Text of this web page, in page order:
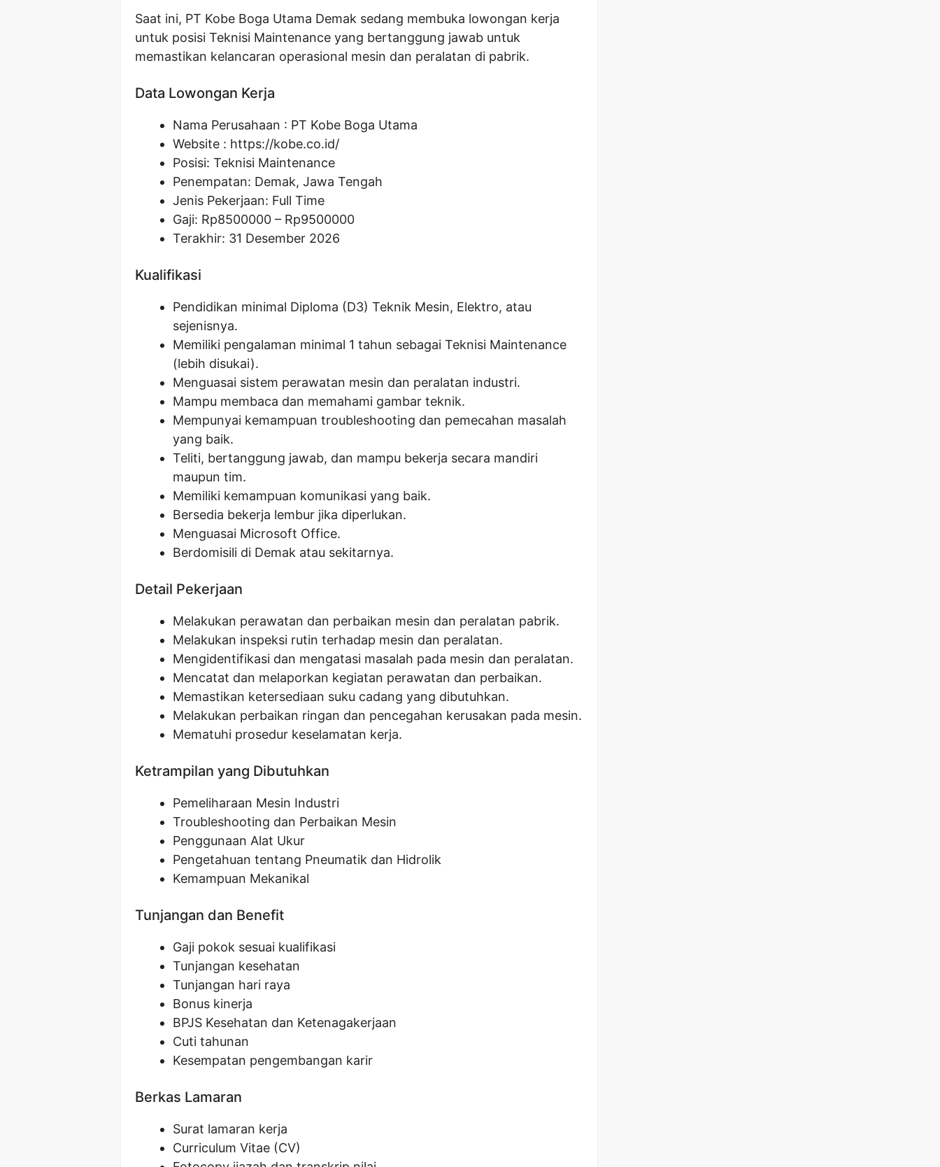
Saat ini, PT Kobe Boga Utama Demak sedang membuka lowongan kerja
untuk posisi Teknisi Maintenance yang bertanggung jawab untuk
memastikan kelancaran operasional mesin dan peralatan di pabrik.
Data Lowongan Kerja
Nama Perusahaan : PT Kobe Boga Utama
Website : https://kobe.co.id/
Posisi: Teknisi Maintenance
Penempatan: Demak, Jawa Tengah
Jenis Pekerjaan: Full Time
Gaji: Rp8500000 – Rp9500000
Terakhir: 31 Desember 2026
Kualifikasi
Pendidikan minimal Diploma (D3) Teknik Mesin, Elektro, atau
sejenisnya.
Memiliki pengalaman minimal 1 tahun sebagai Teknisi Maintenance
(lebih disukai).
Menguasai sistem perawatan mesin dan peralatan industri.
Mampu membaca dan memahami gambar teknik.
Mempunyai kemampuan troubleshooting dan pemecahan masalah
yang baik.
Teliti, bertanggung jawab, dan mampu bekerja secara mandiri
maupun tim.
Memiliki kemampuan komunikasi yang baik.
Bersedia bekerja lembur jika diperlukan.
Menguasai Microsoft Office.
Berdomisili di Demak atau sekitarnya.
Detail Pekerjaan
Melakukan perawatan dan perbaikan mesin dan peralatan pabrik.
Melakukan inspeksi rutin terhadap mesin dan peralatan.
Mengidentifikasi dan mengatasi masalah pada mesin dan peralatan.
Mencatat dan melaporkan kegiatan perawatan dan perbaikan.
Memastikan ketersediaan suku cadang yang dibutuhkan.
Melakukan perbaikan ringan dan pencegahan kerusakan pada mesin.
Mematuhi prosedur keselamatan kerja.
Ketrampilan yang Dibutuhkan
Pemeliharaan Mesin Industri
Troubleshooting dan Perbaikan Mesin
Penggunaan Alat Ukur
Pengetahuan tentang Pneumatik dan Hidrolik
Kemampuan Mekanikal
Tunjangan dan Benefit
Gaji pokok sesuai kualifikasi
Tunjangan kesehatan
Tunjangan hari raya
Bonus kinerja
BPJS Kesehatan dan Ketenagakerjaan
Cuti tahunan
Kesempatan pengembangan karir
Berkas Lamaran
Surat lamaran kerja
Curriculum Vitae (CV)